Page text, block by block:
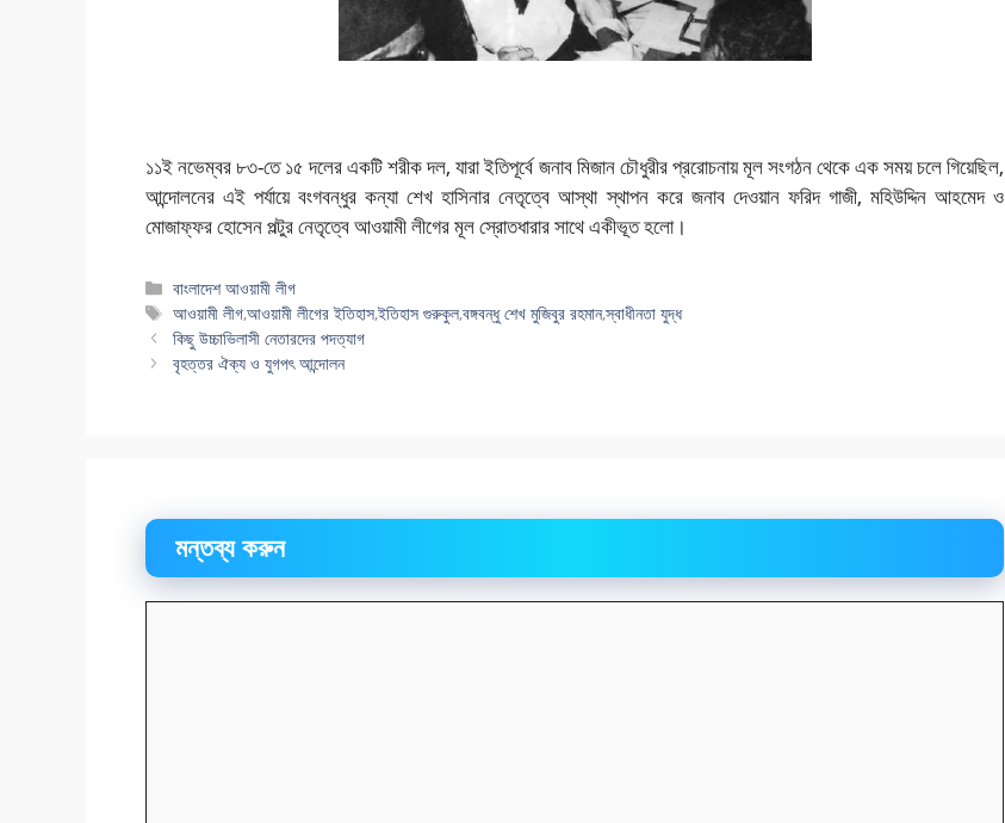
১১ই নভেম্বর ৮৩-তে ১৫ দলের একটি শরীক দল, যারা ইতিপূর্বে জনাব মিজান চৌধুরীর প্ররোচনায় মূল সংগঠন থেকে এক সময় চলে গিয়েছিল,
আন্দোলনের এই পর্যায়ে বংগবন্ধুর কন্যা শেখ হাসিনার নেতৃত্বে আস্থা স্থাপন করে জনাব দেওয়ান ফরিদ গাজী, মহিউদ্দিন আহমেদ ও
মোজাফ্ফর হোসেন পল্টুর নেতৃত্বে আওয়ামী লীগের মূল স্রোতধারার সাথে একীভূত হলো।
বিভাগ
সমূহ
বাংলাদেশ আওয়ামী লীগ
ট্যাগ
সমূহ
আওয়ামী লীগ,আওয়ামী লীগের ইতিহাস,ইতিহাস গুরুকুল,বঙ্গবন্ধু শেখ মুজিবুর রহমান,স্বাধীনতা যুদ্ধ
কিছু উচ্চাভিলাসী নেতারদের পদত্যাগ
বৃহত্তর ঐক্য ও যুগপৎ আন্দোলন
মন্তব্য করুন